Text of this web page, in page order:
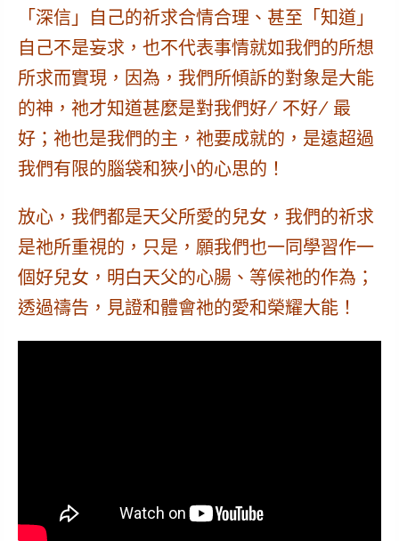
「深信」自己的祈求合情合理、甚至「知道」
自己不是妄求，也不代表事情就如我們的所想
所求而實現，因為， 我們所傾訴的對象是大能
的神，祂才知道甚麼是對我們好/ 不好/ 最
好；祂也是我們的主，祂要成就的，是遠超過
我們有限的腦袋和狹小的心思的！
放心，我們都是天父所愛的兒女，我們的祈求
是祂所重視的，只是， 願我們也一同學習作一
個好兒女 ，明白天父的心腸、等候祂的作為；
透過禱告，見證和體會祂的愛和榮耀大能！